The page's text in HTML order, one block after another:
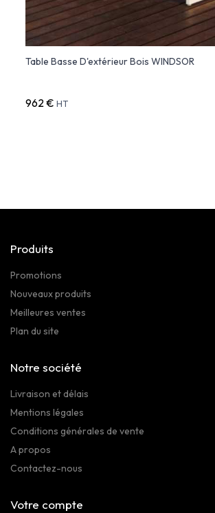
Table Basse D'extérieur Bois WINDSOR
962 € HT
Produits
Promotions
Nouveaux produits
Meilleures ventes
Plan du site
Notre société
Livraison et délais
Mentions légales
Conditions générales de vente
A propos
Contactez-nous
Votre compte